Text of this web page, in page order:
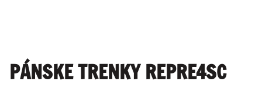
PÁNSKE TRENKY REPRE4SC